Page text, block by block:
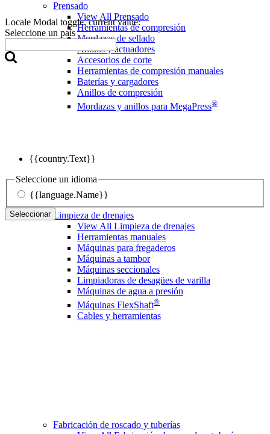
Locale Modal toggle, current value:
Seleccione un país
{{country.Text}}
Seleccione un idioma
{{language.Name}}
Seleccionar
Prensado
View All Prensado
Herramientas de compresión
Mordazas de sellado
Anillos y actuadores
Accesorios de corte
Herramientas de compresión manuales
Baterías y cargadores
Anillos de compresión
Mordazas y anillos para MegaPress®
Limpieza de drenajes
View All Limpieza de drenajes
Herramientas manuales
Máquinas para fregaderos
Máquinas a tambor
Máquinas seccionales
Limpiadoras de desagües de varilla
Máquinas de agua a presión
Máquinas FlexShaft®
Cables y herramientas
Fabricación de roscado y tuberías